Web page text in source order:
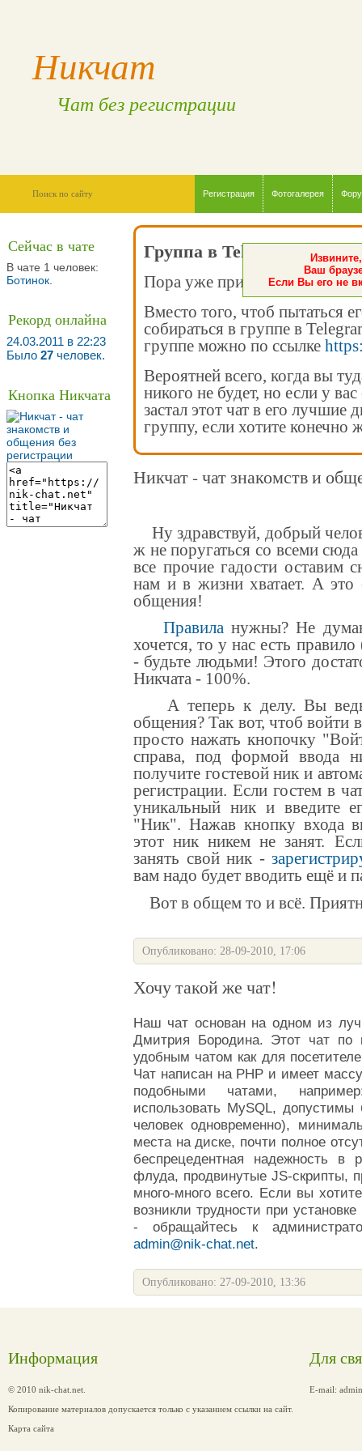
Никчат
Чат без регистрации
Регистрация Фотогалерея
Сейчас в чате
В чате 1 человек:
Ботинок
Рекорд онлайна
24.03.2011 в 22:23
Было 27 человек.
Кнопка Никчата
Группа в Telegram
Пора уже признать - чат
Вместо того, чтоб пытаться
собираться в группе в
группе можно по ссылке
Вероятней всего, когда вы
никого не будет, но если у
застал этот чат в его лучшие
группу, если хотите конечно
Никчат - чат знакомств и
Ну здравствуй, добрый
ж не поругаться со всеми
все прочие гадости оставим
нам и в жизни хватает. А
общения!
Правила нужны? Не
хочется, то у нас есть
- будьте людьми! Этого
Никчата - 100%.
А теперь к делу. Вы ведь
общения? Так вот, чтоб войти
просто нажать кнопочку
справа, под формой ввода
получите гостевой ник и
регистрации. Если гостем в
уникальный ник и введите
"Ник". Нажав кнопку входа
этот ник никем не занят.
занять свой ник -
вам надо будет вводить ещё и
Вот в общем то и всё.
Опубликовано: 28-09-2010, 17:06
Хочу такой же чат!
Наш чат основан на одном из
Дмитрия Бородина. Этот чат по
удобным чатом как для
Чат написан на PHP и имеет
подобными чатами,
использовать MySQL,
человек одновременно),
места на диске, почти полное
беспрецедентная надежность в
флуда, продвинутые JS-скрипты,
много-много всего. Если вы
возникли трудности при
-обращайтесь к
admin@nik-chat.net.
Опубликовано: 27-09-2010, 13:36
Информация
© 2010 nik-chat.net.
Копирование материалов допускается только с указанием ссылки на сайт.
Карта сайта
Для
E-mail:
Ваш
Если Вы его не